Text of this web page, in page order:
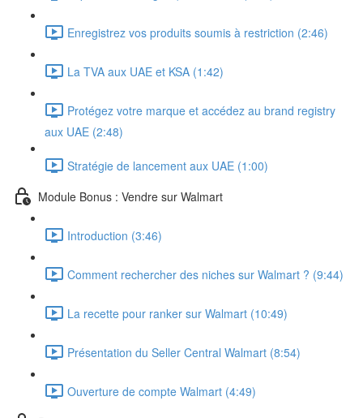
Enregistrez vos produits soumis à restriction (2:46)
La TVA aux UAE et KSA (1:42)
Protégez votre marque et accédez au brand registry
aux UAE (2:48)
Stratégie de lancement aux UAE (1:00)
Module Bonus : Vendre sur Walmart
Introduction (3:46)
Comment rechercher des niches sur Walmart ? (9:44)
La recette pour ranker sur Walmart (10:49)
Présentation du Seller Central Walmart (8:54)
Ouverture de compte Walmart (4:49)